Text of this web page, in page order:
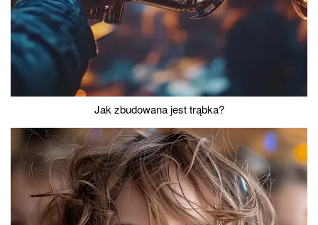
Jak zbudowana jest trąbka?